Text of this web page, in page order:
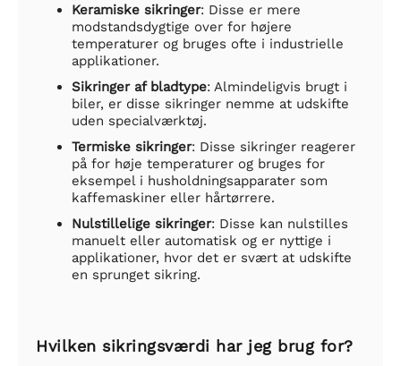
Keramiske sikringer: Disse er mere
modstandsdygtige over for højere
temperaturer og bruges ofte i industrielle
applikationer.
Sikringer af bladtype: Almindeligvis brugt i
biler, er disse sikringer nemme at udskifte
uden specialværktøj.
Termiske sikringer: Disse sikringer reagerer
på for høje temperaturer og bruges for
eksempel i husholdningsapparater som
kaffemaskiner eller hårtørrere.
Nulstillelige sikringer: Disse kan nulstilles
manuelt eller automatisk og er nyttige i
applikationer, hvor det er svært at udskifte
en sprunget sikring.
Hvilken sikringsværdi har jeg brug for?